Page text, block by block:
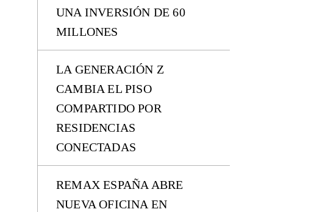
UNA INVERSIÓN DE 60
MILLONES
LA GENERACIÓN Z
CAMBIA EL PISO
COMPARTIDO POR
RESIDENCIAS
CONECTADAS
REMAX ESPAÑA ABRE
NUEVA OFICINA EN